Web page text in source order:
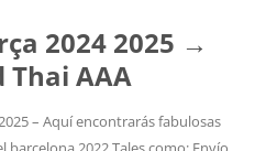
2024 2025 →
Thai AAA
– Aquí encontrarás fabulosas